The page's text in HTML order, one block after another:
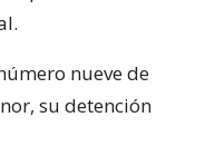
en curso
por lo cual
como
sentencia en su